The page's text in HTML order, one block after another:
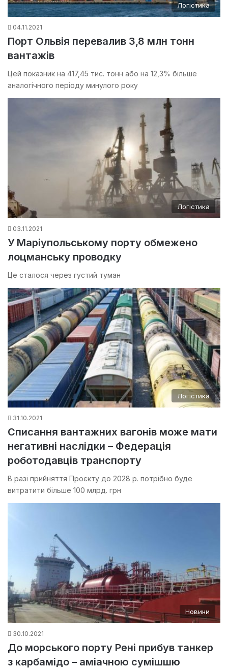
Логістика
04.11.2021
Порт Ольвія перевалив 3,8 млн тонн
вантажів
Цей показник на 417,45 тис. тонн або на 12,3% більше
аналогічного періоду минулого року
Логістика
03.11.2021
У Маріупольському порту обмежено
лоцманську проводку
Це сталося через густий туман
Логістика
31.10.2021
Списання вантажних вагонів може мати
негативні наслідки – Федерація
роботодавців транспорту
В разі прийняття Проєкту до 2028 р. потрібно буде
витратити більше 100 млрд. грн
Новини
30.10.2021
До морського порту Рені прибув танкер
з карбамідо – аміачною сумішшю